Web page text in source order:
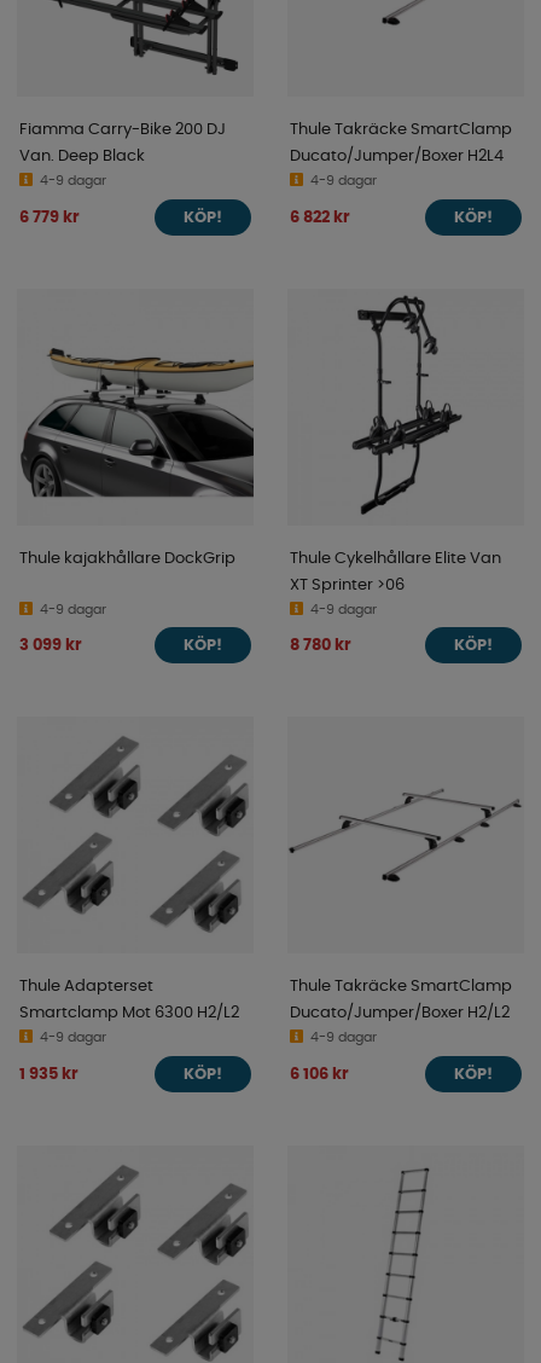
Fiamma Carry-Bike 200 DJ
Van. Deep Black
4-9 dagar
6 779 kr KÖP!
Thule Takräcke SmartClamp
Ducato/Jumper/Boxer H2L4
4-9 dagar
6 822 kr KÖP!
Thule kajakhållare DockGrip
4-9 dagar
3 099 kr KÖP!
Thule Cykelhållare Elite Van
XT Sprinter >06
4-9 dagar
8 780 kr KÖP!
Thule Adapterset
Smartclamp Mot 6300 H2/L2
4-9 dagar
1 935 kr KÖP!
Thule Takräcke SmartClamp
Ducato/Jumper/Boxer H2/L2
4-9 dagar
6 106 kr KÖP!